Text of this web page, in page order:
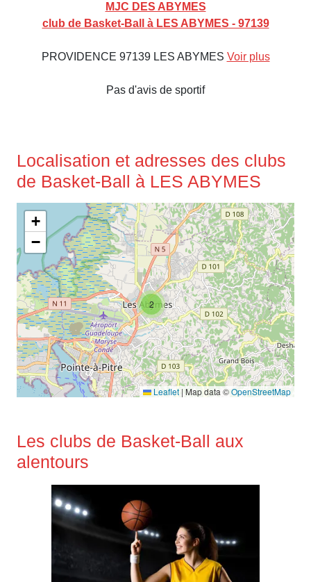
MJC DES ABYMES
club de Basket-Ball à LES ABYMES - 97139
PROVIDENCE 97139 LES ABYMES Voir plus
Pas d'avis de sportif
Localisation et adresses des clubs
de Basket-Ball à LES ABYMES
2
+
−
Leaflet | Map data ©OpenStreetMap
Les clubs de Basket-Ball aux
alentours